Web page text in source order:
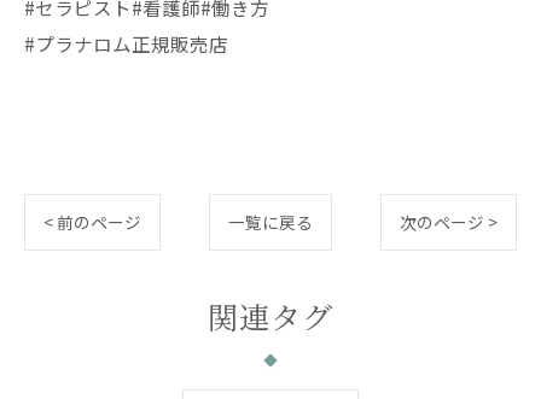
#セラピスト#看護師#働き方
#プラナロム正規販売店
< 前のページ 一覧に戻る 次のページ >
関連タグ